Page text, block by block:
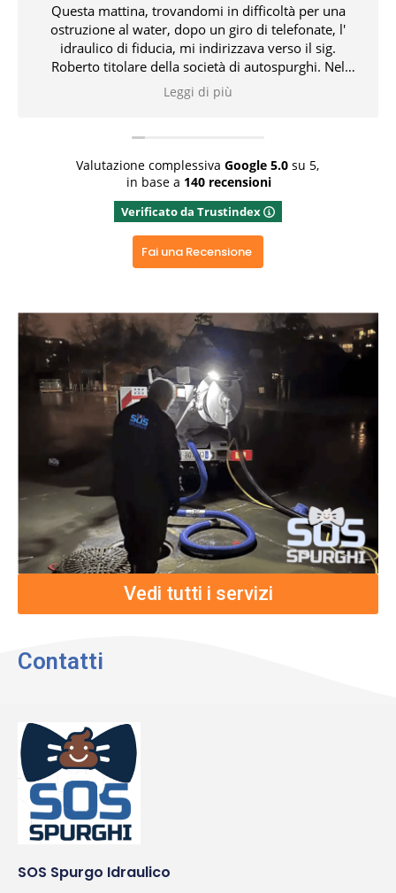
Questa mattina, trovandomi in difficoltà per una
ostruzione al water, dopo un giro di telefonate, l'
idraulico di fiducia, mi indirizzava verso il sig.
Roberto titolare della società di autospurghi. Nel
pomeriggio, il suddetto, unitamente all' idraulico,
risolvevano l' inconveniente che non pochi problemi
conoscenza delle problematiche e delle relative
soluzioni. Bravissimi entrambi 👏👏👏👍
Grazie x aver dedicato del tempo x una recensione
positiva, grazie ancora
Leggi di più
Valutazione complessiva Google 5.0su 5,
in base a 140 recensioni
Verificato da Trustindex
Fai una Recensione
Vedi tutti i servizi
Contatti
SOS Spurgo Idraulico